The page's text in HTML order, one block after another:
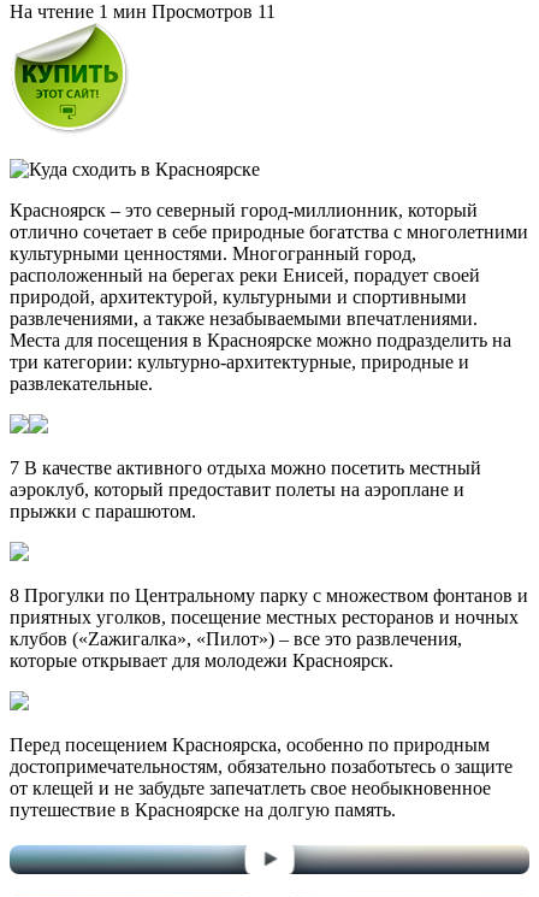
На чтение 1 мин Просмотров 11
Красноярск – это северный город-миллионник, который
отлично сочетает в себе природные богатства с многолетними
культурными ценностями. Многогранный город,
расположенный на берегах реки Енисей, порадует своей
природой, архитектурой, культурными и спортивными
развлечениями, а также незабываемыми впечатлениями.
Места для посещения в Красноярске можно подразделить на
три категории: культурно-архитектурные, природные и
развлекательные.
7 В качестве активного отдыха можно посетить местный
аэроклуб, который предоставит полеты на аэроплане и
прыжки с парашютом.
8 Прогулки по Центральному парку с множеством фонтанов и
приятных уголков, посещение местных ресторанов и ночных
клубов («Zажигалка», «Пилот») – все это развлечения,
которые открывает для молодежи Красноярск.
Перед посещением Красноярска, особенно по природным
достопримечательностям, обязательно позаботьтесь о защите
от клещей и не забудьте запечатлеть свое необыкновенное
путешествие в Красноярске на долгую память.